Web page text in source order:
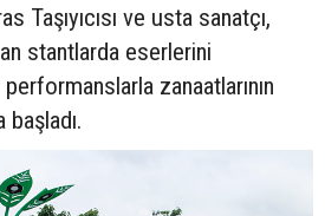
Taşıyıcısı ve usta sanatçı,
stantlarda eserlerini
zanaatlarının
başladı.